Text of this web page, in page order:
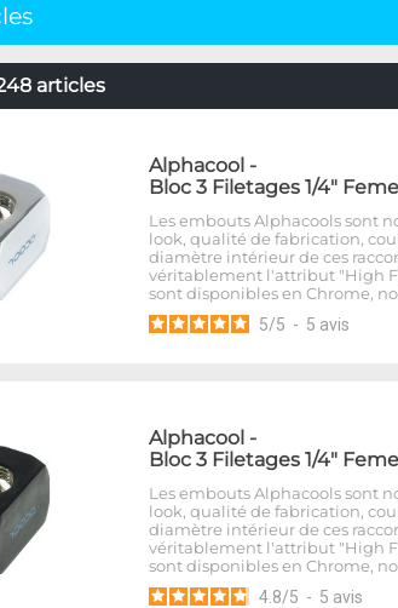
articles
Alphacool -
Bloc 3 Filetages 1/4"
Les embouts Alphacools sont
look, qualité de fabrication,
diamètre intérieur de ces
véritablement l'attribut "High
sont disponibles en Chrome,
5/5 - 5 avis
Alphacool -
Bloc 3 Filetages 1/4"
Les embouts Alphacools sont
look, qualité de fabrication,
diamètre intérieur de ces
véritablement l'attribut "High
sont disponibles en Chrome,
4.8/5 - 5 avis